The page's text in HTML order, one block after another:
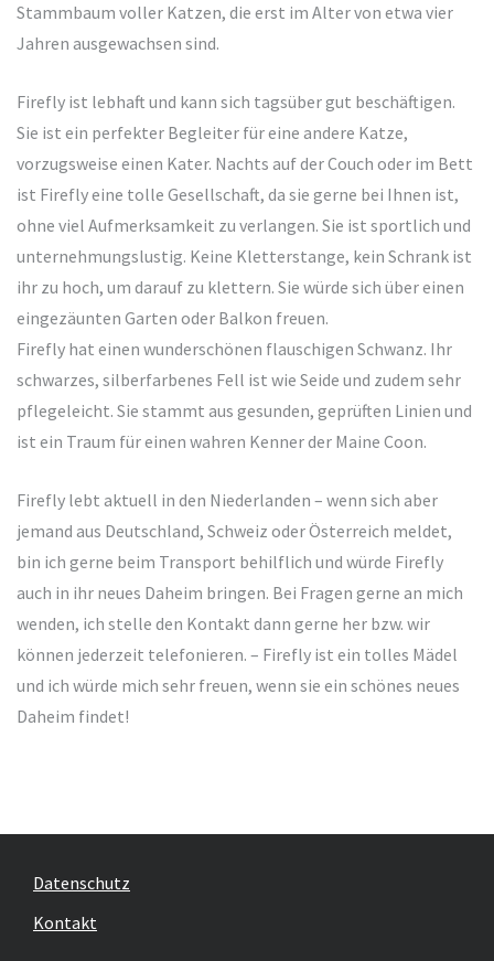
Stammbaum voller Katzen, die erst im Alter von etwa vier
Jahren ausgewachsen sind.
Firefly ist lebhaft und kann sich tagsüber gut beschäftigen.
Sie ist ein perfekter Begleiter für eine andere Katze,
vorzugsweise einen Kater. Nachts auf der Couch oder im Bett
ist Firefly eine tolle Gesellschaft, da sie gerne bei Ihnen ist,
ohne viel Aufmerksamkeit zu verlangen. Sie ist sportlich und
unternehmungslustig. Keine Kletterstange, kein Schrank ist
ihr zu hoch, um darauf zu klettern. Sie würde sich über einen
eingezäunten Garten oder Balkon freuen.
Firefly hat einen wunderschönen flauschigen Schwanz. Ihr
schwarzes, silberfarbenes Fell ist wie Seide und zudem sehr
pflegeleicht. Sie stammt aus gesunden, geprüften Linien und
ist ein Traum für einen wahren Kenner der Maine Coon.
Firefly lebt aktuell in den Niederlanden – wenn sich aber
jemand aus Deutschland, Schweiz oder Österreich meldet,
bin ich gerne beim Transport behilflich und würde Firefly
auch in ihr neues Daheim bringen. Bei Fragen gerne an mich
wenden, ich stelle den Kontakt dann gerne her bzw. wir
können jederzeit telefonieren. – Firefly ist ein tolles Mädel
und ich würde mich sehr freuen, wenn sie ein schönes neues
Daheim findet!
Datenschutz
Kontakt